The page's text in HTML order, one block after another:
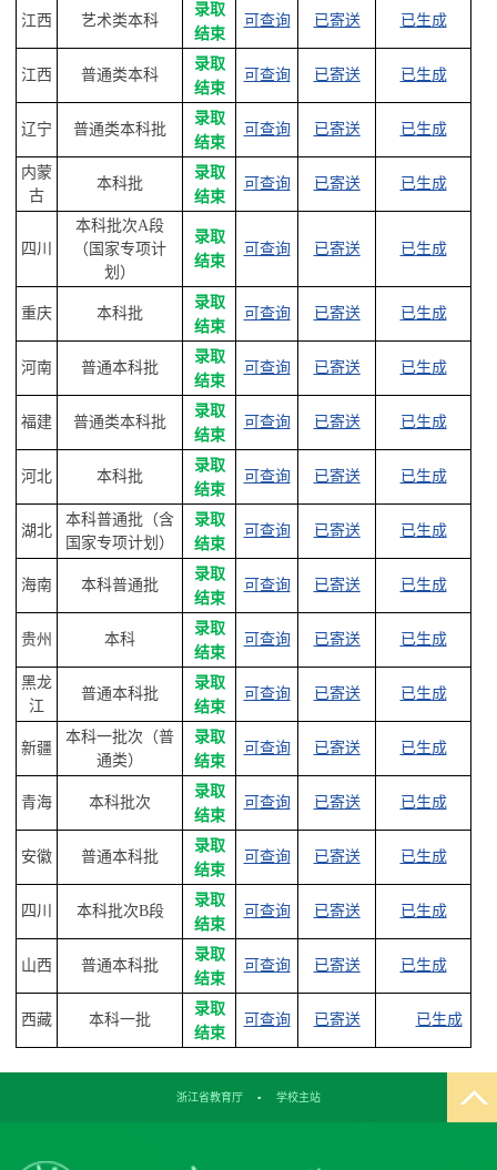
江西 艺术类本科
录取
结束
可查询 已寄送 已生成
江西 普通类本科
录取
结束
可查询 已寄送 已生成
辽宁 普通类本科批
录取
结束
可查询 已寄送 已生成
内蒙
古
本科批
录取
结束
可查询 已寄送 已生成
四川
本科批次A段
（国家专项计
划）
录取
结束
可查询 已寄送 已生成
重庆 本科批
录取
结束
可查询 已寄送 已生成
河南 普通本科批
录取
结束
可查询 已寄送 已生成
福建 普通类本科批
录取
结束
可查询 已寄送 已生成
河北 本科批
录取
结束
可查询 已寄送 已生成
湖北
本科普通批（含
国家专项计划）
录取
结束
可查询 已寄送 已生成
海南 本科普通批
录取
结束
可查询 已寄送 已生成
贵州 本科
录取
结束
可查询 已寄送 已生成
黑龙
江
普通本科批
录取
结束
可查询 已寄送 已生成
新疆
本科一批次（普
通类）
录取
结束
可查询 已寄送 已生成
青海 本科批次
录取
结束
可查询 已寄送 已生成
安徽 普通本科批
录取
结束
可查询 已寄送 已生成
四川 本科批次B段
录取
结束
可查询 已寄送 已生成
山西 普通本科批
录取
结束
可查询 已寄送 已生成
西藏 本科一批
录取
结束
可查询 已寄送 已生成
浙江省教育厅 ▪ 学校主站